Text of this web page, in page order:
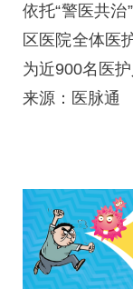
依托“警医共
区医院全体医
为近900名医
来源：医脉通